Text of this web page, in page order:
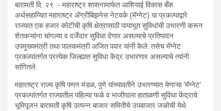
बारामती दि. २९ :- महाराष्ट्र शासनामार्फत आशियाई विकास बँक
अर्थसहाय्यित महाराष्ट्र ॲग्रीबिझनेस नेटवर्क (मॅग्नेट) या प्रकल्पाद्वारे
राज्यात एक हजार कोटीची कृषि क्षेत्रासाठी पायाभूत सुविधांची उभारणी करून
शेतकऱ्यांना चांगल्या व दर्जेदार सुविधा देणार असल्याचे प्रतिपादन
उपमुख्यमंत्री तथा पालकमंत्री अजित पवार यांनी केले. तसेच मॅग्नेट
प्रकल्पांतर्गत प्रत्येक जिल्ह्यात सुविधा केंद्र उभारणार असल्याचे त्यांनी
सांगितले.
महाराष्ट्र राज्य कृषि पणन मंडळ, पुणे यांच्यावतीने उभारण्यात येणाऱ्या ‘मॅग्नेट’
प्रकल्पांतर्गत राज्यातील पहिल्या फळे व भाजीपाला हाताळणी सुविधा केंद्राचे
भूमिपूजन बारामती कृषि उत्पन्न बाजार समितीचे उपबाजार जळोची येथे